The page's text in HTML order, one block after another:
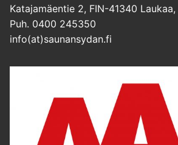
Katajamäentie 2, FIN-41340 Laukaa,
Puh. 0400 245350
info(at)saunansydan.fi